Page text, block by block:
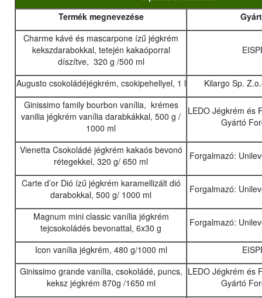
Termék megnevezése
Charme kávé és mascarpone ízű jégkrém
kekszdarabokkal, tetején kakaóporral
díszítve, 320 g /500 ml
Augusto csokoládéjégkrém, csokipehellyel, 1 l
Kilargo Sp.
Ginissimo family bourbon vanília, krémes
vanilia jégkrém vanília darabkákkal, 500 g /
1000 ml
LEDO Jégkrém és
Gyártó
Vienetta Csokoládé jégkrém kakaós bevonó
rétegekkel, 320 g/ 650 ml
Forgalmazó:
Carte d’or Dió ízű jégkrém karamellizált dió
darabokkal, 500 g/ 1000 ml
Forgalmazó:
Magnum mini classic vanília jégkrém
tejcsokoládés bevonattal, 6x30 g
Forgalmazó:
Icon vanília jégkrém, 480 g/1000 ml
Ginissimo grande vanília, csokoládé, puncs,
keksz jégkrém 870g /1650 ml
LEDO Jégkrém és
Gyártó